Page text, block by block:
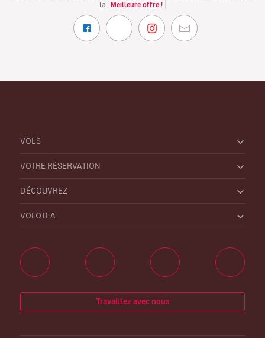
la
Meilleure offre !
VOLS
VOTRE RÉSERVATION
DÉCOUVREZ
VOLOTEA
Travaillez avec nous